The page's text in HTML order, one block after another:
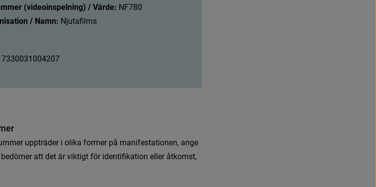
(videoinspelning) / Värde: NF780
/ Namn: Njutafilms
7330031 004207
er
mmer uppträder i olika former på manifestationen, ange
bedömer att det är viktigt för identifkation eller åtkomst,